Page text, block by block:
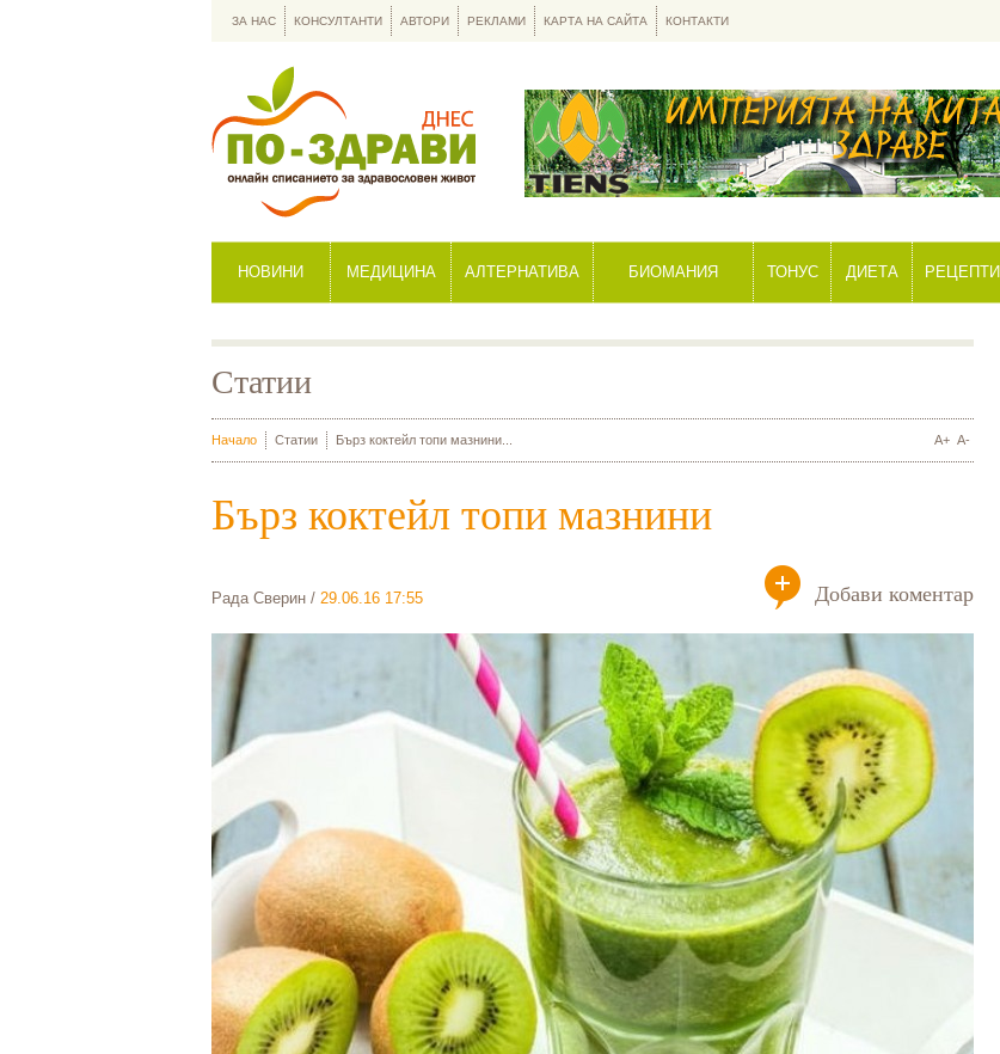
НОВИНИ МЕДИЦИНА АЛТЕРНАТИВА БИОМАНИЯ ТОНУС ДИЕТА РЕЦЕПТИ
ЗА НАС КОНСУЛТАНТИ АВТОРИ РЕКЛАМИ КАРТА НА САЙТА КОНТАКТИ
Статии
Начало Статии Бърз коктейл топи мазнини... A+ A-
Бърз коктейл топи мазнини
Рада Сверин / 29.06.16 17:55 Добави коментар